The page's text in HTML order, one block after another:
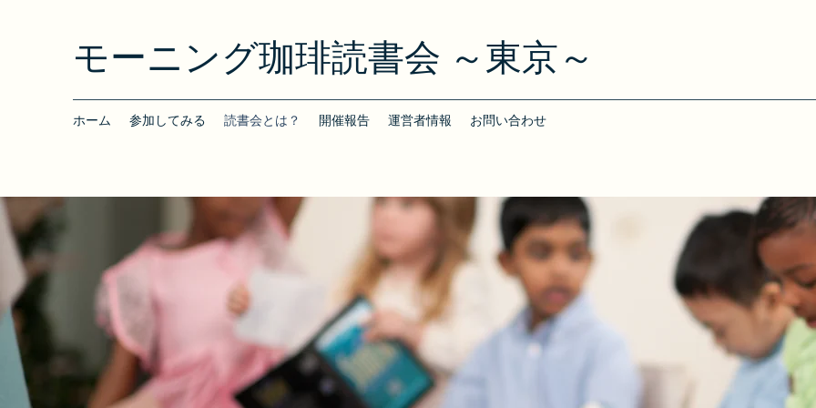
モーニング珈琲読書会 ～東京～
ホーム 参加してみる 読書会とは？ 開催報告 運営者情報 お問い合わせ